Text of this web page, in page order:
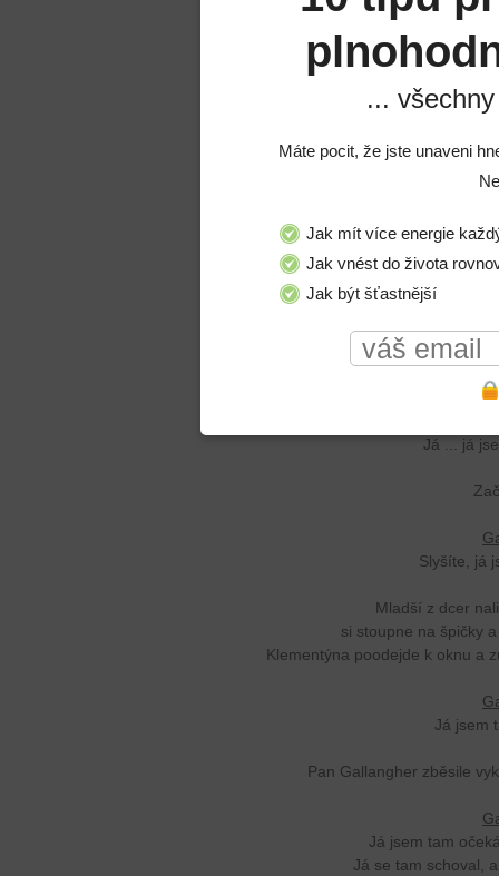
...
Máte pocit, že jste unaveni
Jak mít více energie
Jak vnést do života
Jak být šťastnější
Pan
Ale já ... já
Klementýna se k manželovi
Pan Gallangher vypadá,
Já ... já
Slyšíte, já
Mladší z dcer
si stoupne na špičky
Klementýna poodejde k oknu a
Já jsem
Pan Gallangher zběsile
Já jsem tam
Já se tam schoval,